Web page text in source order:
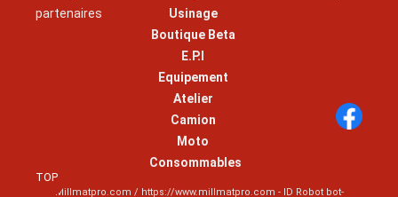
partenaires
Usinage
Boutique Beta
E.P.I
Equipement
Atelier
Camion
Moto
Consommables
Millmatpro.com / https://www.millmatpro.com - ID Robot bot-
TOP